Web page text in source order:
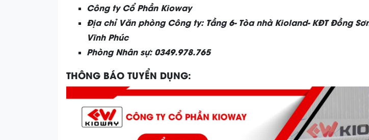
Công ty Cổ Phần Kioway
Địa chỉ Văn phòng Công ty: Tầng 6- Tòa nhà Kioland- KĐT Đồng
Vĩnh Phúc
Phòng Nhân sự: 0349.978.765
THÔNG BÁO TUYỂN DỤNG: